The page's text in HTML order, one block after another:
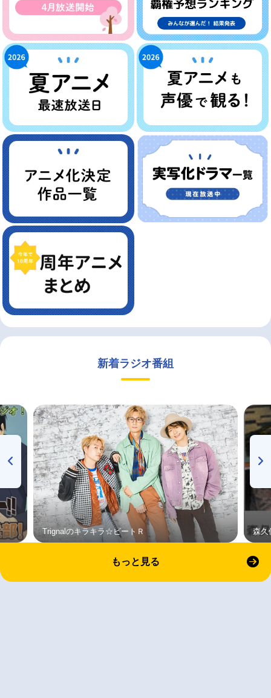
新着ラジオ番組
Trignalのキラキラ☆ビートＲ 森久
もっと見る